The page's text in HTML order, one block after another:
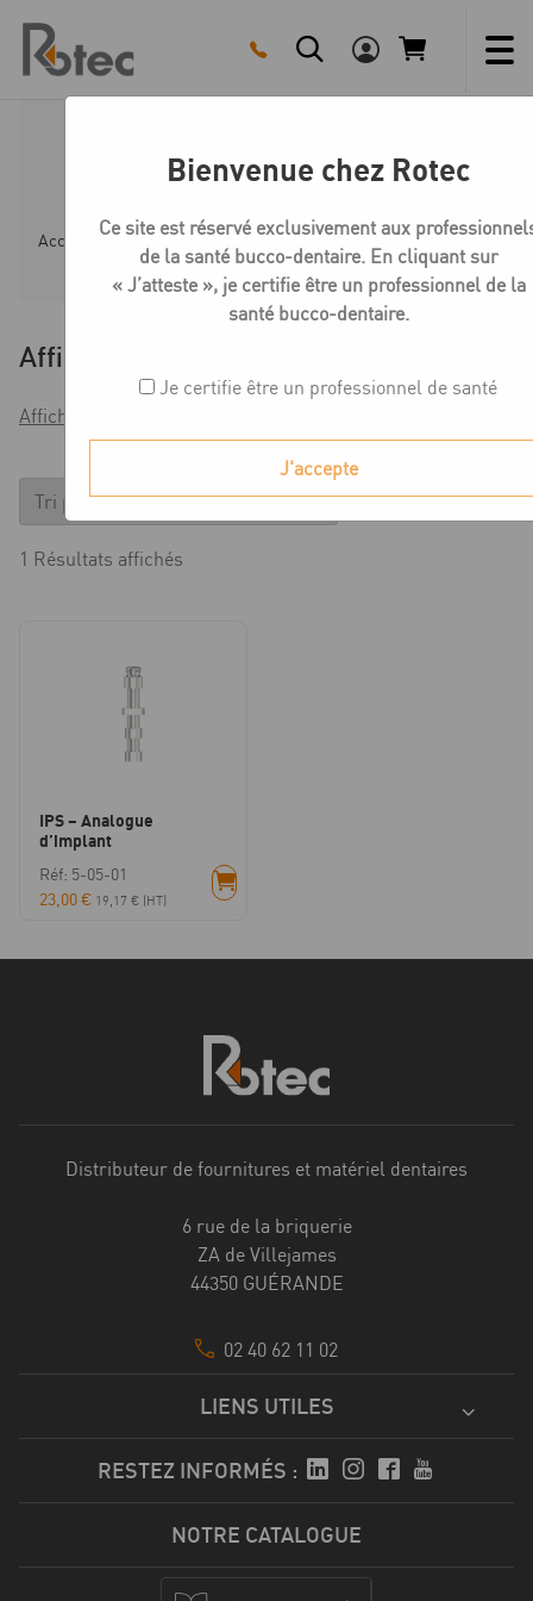
content
Minicone Empreinte
Accueil Boutique Minicone - prothèse Minicone
Affiner
Afficher les filtres
1 Résultats affichés
IPS – Analogue
d’implant
Réf: 5-05-01
23,00€ 19,17 € (HT)
Distributeur de fournitures et matériel dentaires
6 rue de la briquerie
ZA de Villejames
44350 GUÉRANDE
02 40 62 11 02
LIENS UTILES
RESTEZ INFORMÉS :
NOTRE CATALOGUE
Bienvenue chez Rotec
Ce site est réservé exclusivement aux
de la santé bucco-dentaire. En cliquant sur
« J’atteste », je certifie être un professionnel de la
santé bucco-dentaire.
Je certifie être un professionnel de santé
J'accepte